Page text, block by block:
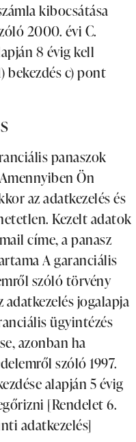
kibocsátása
2000. évi C.
8 évig kell
bekezdés c) pont
panaszok
Ön
az adatkezelés és
Kezelt adatok
címe, a panasz
A garanciális
szóló törvény
adatkezelés jogalapja
ügyintézés
azonban ha
szóló 1997.
alapján 5 évig
[Rendelet 6.
adatkezelés]